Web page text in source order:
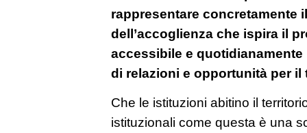
rappresentare concretamente
dell’accoglienza che ispira il
accessibile e
di relazioni e opportunità per il
Che le istituzioni abitino il
istituzionali come questa è una